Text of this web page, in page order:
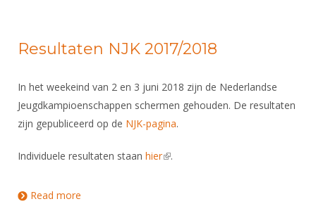
Resultaten NJK 2017/2018
In het weekeind van 2 en 3 juni 2018 zijn de Nederlandse
Jeugdkampioenschappen schermen gehouden. De resultaten
zijn gepubliceerd op de NJK-pagina.
Individuele resultaten staan hier(link is external)
.
Read more